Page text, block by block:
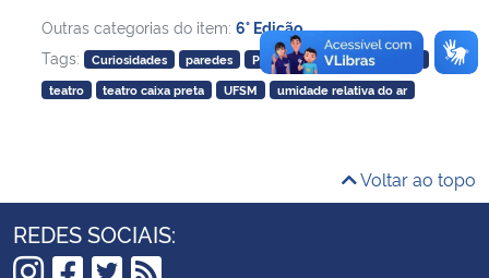
Ministério da Mulher, da Família e dos Direitos Humanos
Gabinete de Segurança Institucional
Outras categorias do item: 6° Edição,
Tags:
Curiosidades paredes Planetário
planetário ufsm
teatro
teatro caixa preta UFSM umidade relativa do ar
Voltar ao topo
REDES SOCIAIS: